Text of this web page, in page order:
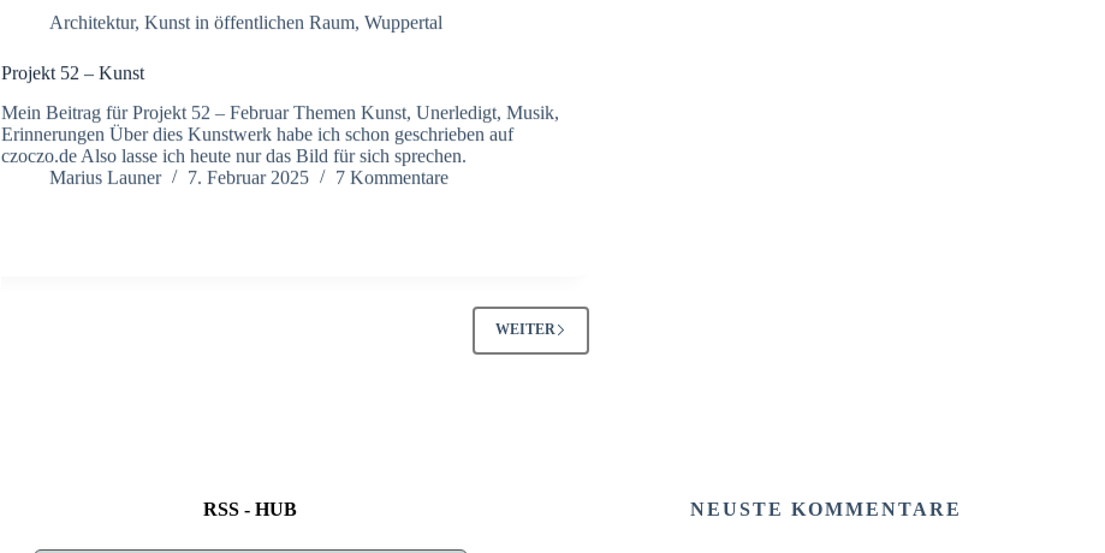
Architektur,Kunst in öffentlichen Raum,Wuppertal
Projekt 52 – Kunst
Mein Beitrag für Projekt 52 – Februar Themen Kunst, Unerledigt, Musik,
Erinnerungen Über dies Kunstwerk habe ich schon geschrieben auf
czoczo.de Also lasse ich heute nur das Bild für sich sprechen.
Marius Launer
7. Februar 2025 7 Kommentare
WEITER
RSS - HUB NEUSTE KOMMENTARE